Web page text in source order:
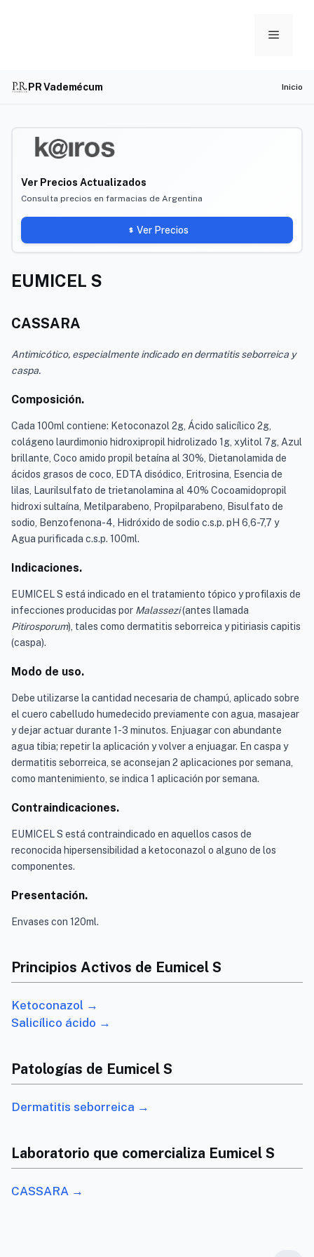
Menu
PR Vademécum Inicio
Ver Precios Actualizados
Consulta precios en farmacias de Argentina
Ver Precios
EUMICEL S
CASSARA
Antimicótico, especialmente indicado en dermatitis seborreica y
caspa.
Composición.
Cada 100ml contiene: Ketoconazol 2g, Ácido salicílico 2g,
colágeno laurdimonio hidroxipropil hidrolizado 1g, xylitol 7g, Azul
brillante, Coco amido propil betaína al 30%, Dietanolamida de
ácidos grasos de coco, EDTA disódico, Eritrosina, Esencia de
lilas, Laurilsulfato de trietanolamina al 40% Cocoamidopropil
hidroxi sultaína, Metilparabeno, Propilparabeno, Bisulfato de
sodio, Benzofenona-4, Hidróxido de sodio c.s.p. pH 6,6-7,7 y
Agua purificada c.s.p. 100ml.
Indicaciones.
EUMICEL S está indicado en el tratamiento tópico y profilaxis de
infecciones producidas por Malassezi(antes llamada
Pitirosporum), tales como dermatitis seborreica y pitiriasis capitis
(caspa).
Modo de uso.
Debe utilizarse la cantidad necesaria de champú, aplicado sobre
el cuero cabelludo humedecido previamente con agua, masajear
y dejar actuar durante 1-3 minutos. Enjuagar con abundante
agua tibia; repetir la aplicación y volver a enjuagar. En caspa y
dermatitis seborreica, se aconsejan 2 aplicaciones por semana,
como mantenimiento, se indica 1 aplicación por semana.
Contraindicaciones.
EUMICEL S está contraindicado en aquellos casos de
reconocida hipersensibilidad a ketoconazol o alguno de los
componentes.
Presentación.
Envases con 120ml.
Principios Activos de Eumicel S
Ketoconazol →
Salicílico ácido →
Patologías de Eumicel S
Dermatitis seborreica →
Laboratorio que comercializa Eumicel S
CASSARA →